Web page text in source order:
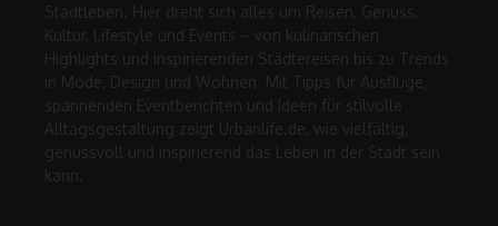
Stadtleben. Hier dreht sich alles um Reisen, Genuss,
Kultur, Lifestyle und Events – von kulinarischen
Highlights und inspirierenden Städtereisen bis zu Trends
in Mode, Design und Wohnen. Mit Tipps für Ausflüge,
spannenden Eventberichten und Ideen für stilvolle
Alltagsgestaltung zeigt Urbanlife.de, wie vielfältig,
genussvoll und inspirierend das Leben in der Stadt sein
kann.